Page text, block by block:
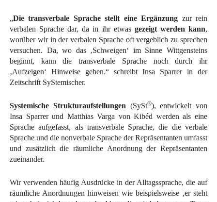
„Die transverbale Sprache stellt eine Ergänzung zur rein
verbalen Sprache dar, da in ihr etwas gezeigt werden kann,
worüber wir in der verbalen Sprache oft vergeblich zu sprechen
versuchen. Da, wo das ‚Schweigen‘ im Sinne Wittgensteins
beginnt, kann die transverbale Sprache noch durch ihr
‚Aufzeigen‘ Hinweise geben.“ schreibt Insa Sparrer in der
Zeitschrift SyStemischer.
Systemische Strukturaufstellungen (SySt®), entwickelt von
Insa Sparrer und Matthias Varga von Kibéd werden als eine
Sprache aufgefasst, als transverbale Sprache, die die verbale
Sprache und die nonverbale Sprache der Repräsentanten umfasst
und zusätzlich die räumliche Anordnung der Repräsentanten
zueinander.
Wir verwenden häufig Ausdrücke in der Alltagssprache, die auf
räumliche Anordnungen hinweisen wie beispielsweise ‚er steht